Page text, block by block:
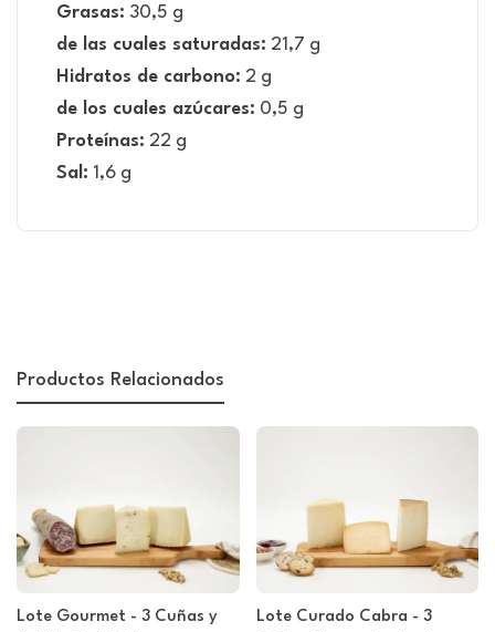
Grasas: 30,5 g
de las cuales saturadas: 21,7 g
Hidratos de carbono: 2 g
de los cuales azúcares: 0,5 g
Proteínas: 22 g
Sal: 1,6 g
Productos Relacionados
Lote Gourmet - 3 Cuñas y
Lote Curado Cabra - 3